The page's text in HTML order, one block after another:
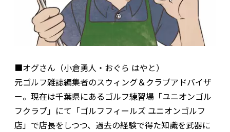
■オグさん（小倉勇人・おぐら はやと）
元ゴルフ雑誌編集者のスウィング＆クラブアドバイザ
ー。現在は千葉県にあるゴルフ練習場「ユニオンゴル
フクラブ」にて「ゴルフフィールズ ユニオンゴルフ
店」で店長をしつつ、過去の経験で得た知識を武器に